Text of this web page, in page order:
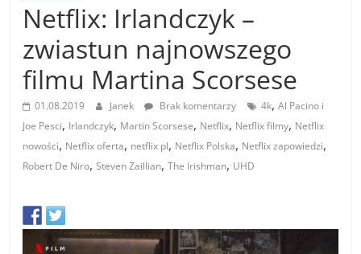
Netflix: Irlandczyk –
zwiastun najnowszego
filmu Martina Scorsese
01.08.2019 Janek Brak komentarzy 4k,Al Pacino i
Joe Pesci, Irlandczyk, Martin Scorsese, Netflix, Netflix filmy, Netflix
nowości, Netflix oferta, netflix pl, Netflix Polska, Netflix zapowiedzi,
Robert De Niro,Steven Zaillian,The Irishman, UHD